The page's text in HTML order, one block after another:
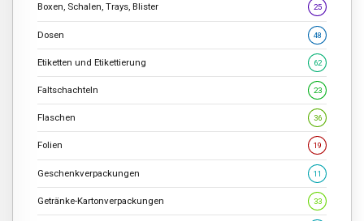
Boxen, Schalen, Trays, Blister 25
Dosen 48
Etiketten und Etikettierung 62
Faltschachteln 23
Flaschen 36
Folien 19
Geschenkverpackungen 11
Getränke-Kartonverpackungen 33